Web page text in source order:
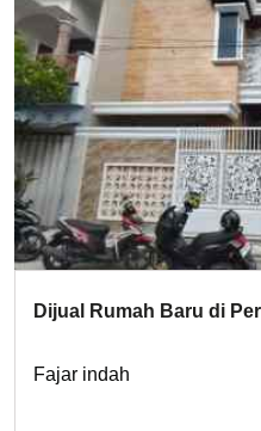
Dijual Rumah Baru di
Fajar indah